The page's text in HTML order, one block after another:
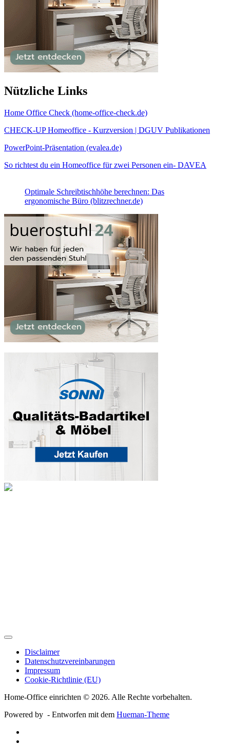
Nützliche Links
Home Office Check (home-office-check.de)
CHECK-UP Homeoffice - Kurzversion | DGUV Publikationen
PowerPoint-Präsentation (evalea.de)
So richtest du ein Homeoffice für zwei Personen ein- DAVEA
Optimale Schreibtischhöhe berechnen: Das
ergonomische Büro (blitzrechner.de)
Disclaimer
Datenschutzvereinbarungen
Impressum
Cookie-Richtlinie (EU)
Home-Office einrichten © 2026. Alle Rechte vorbehalten.
Powered by - Entworfen mit dem Hueman-Theme